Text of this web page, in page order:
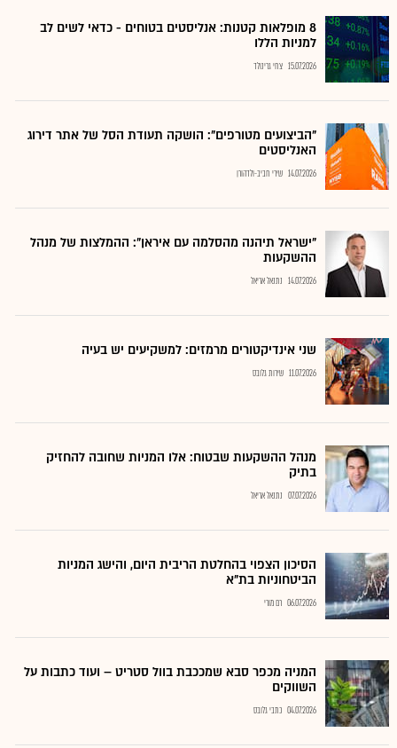
8 מופלאות קטנות: אנליסטים בטוחים - כדאי לשים לב
למניות הללו
15.07.2026 צחי גרינולד
"הביצועים מטורפים": הושקה תעודת הסל של אתר דירוג
האנליסטים
14.07.2026 שירי חביב-ולדהורן
"ישראל תיהנה מהסלמה עם איראן": ההמלצות של מנהל
ההשקעות
14.07.2026 נתנאל אריאל
שני אינדיקטורים מרמזים: למשקיעים יש בעיה
11.07.2026 שירות גלובס
מנהל ההשקעות שבטוח: אלו המניות שחובה להחזיק
בתיק
07.07.2026 נתנאל אריאל
הסיכון הצפוי בהחלטת הריבית היום, והישג המניות
הביטחוניות בת"א
06.07.2026 רם מורי
המניה מכפר סבא שמככבת בוול סטריט – ועוד כתבות על
השווקים
04.07.2026 כתבי גלובס